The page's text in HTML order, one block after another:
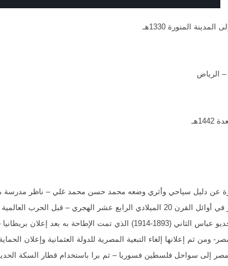
المنورة 1330هـ
– الرياض
عن دليل سياحي وأثري وضعه محمد حسن محمد غلي – ناظر مدرسة
ومن ثم إعلانها إلغاء التبعية المصرية للدولة العثمانية وإعلان
إلى سواحل فلسطين فسوريا – ثم برا باستخدام قطار السكة